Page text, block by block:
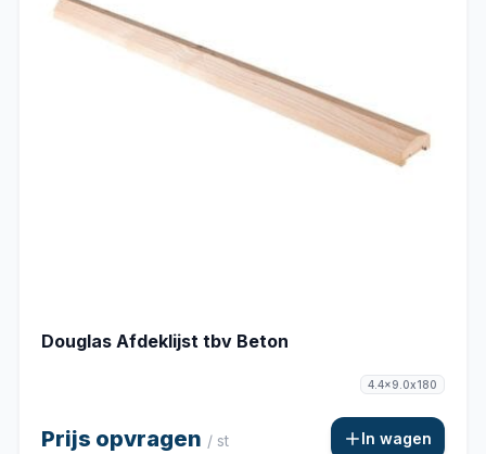
Douglas Afdeklijst tbv Beton
4.4x9.0x180
Prijs opvragen / st In wagen